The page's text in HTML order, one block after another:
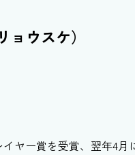
ウスケ）
ヤー賞を受賞、翌年4月